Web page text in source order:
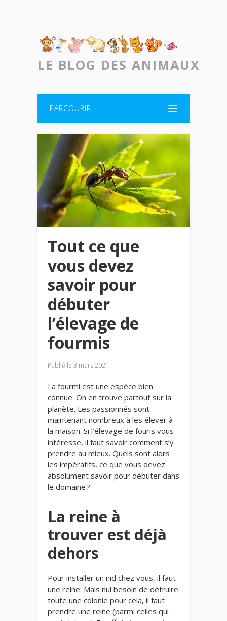
LE BLOG DES ANIMAUX
PARCOURIR
Tout ce que
vous devez
savoir pour
débuter
l’élevage de
fourmis
Publié le 3 mars 2021
La fourmi est une espèce bien
connue. On en trouve partout sur la
planète. Les passionnés sont
maintenant nombreux à les élever à
la maison. Si l’élevage de fouris vous
intéresse, il faut savoir comment s’y
prendre au mieux. Quels sont alors
les impératifs, ce que vous devez
absolument savoir pour débuter dans
le domaine ?
La reine à
trouver est déjà
dehors
Pour installer un nid chez vous, il faut
une reine. Mais nul besoin de détruire
toute une colonie pour cela, il faut
prendre une reine (parmi celles qui